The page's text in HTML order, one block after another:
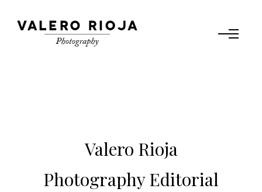
Valero Rioja
Photography Editorial